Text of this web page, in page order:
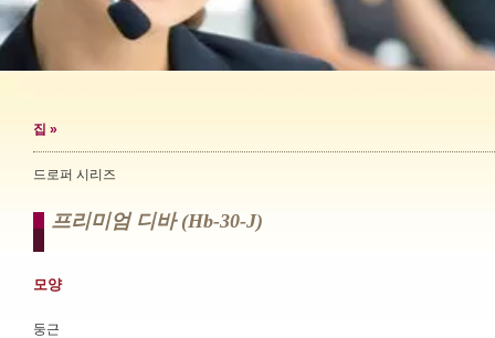
집 »
드로퍼 시리즈
프리미엄 디바 (hb-30-J)
모양
둥근